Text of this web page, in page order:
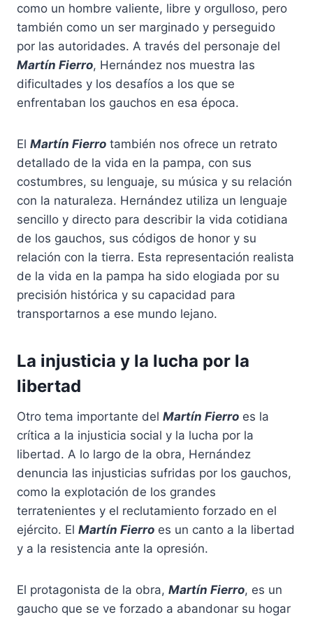
como un hombre valiente, libre y orgulloso, pero
también como un ser marginado y perseguido
por las autoridades. A través del personaje del
Martín Fierro, Hernández nos muestra las
dificultades y los desafíos a los que se
enfrentaban los gauchos en esa época.
El Martín Fierro también nos ofrece un retrato
detallado de la vida en la pampa, con sus
costumbres, su lenguaje, su música y su relación
con la naturaleza. Hernández utiliza un lenguaje
sencillo y directo para describir la vida cotidiana
de los gauchos, sus códigos de honor y su
relación con la tierra. Esta representación realista
de la vida en la pampa ha sido elogiada por su
precisión histórica y su capacidad para
transportarnos a ese mundo lejano.
La injusticia y la lucha por la
libertad
Otro tema importante del Martín Fierro es la
crítica a la injusticia social y la lucha por la
libertad. A lo largo de la obra, Hernández
denuncia las injusticias sufridas por los gauchos,
como la explotación de los grandes
terratenientes y el reclutamiento forzado en el
ejército. El Martín Fierro es un canto a la libertad
y a la resistencia ante la opresión.
El protagonista de la obra, Martín Fierro, es un
gaucho que se ve forzado a abandonar su hogar